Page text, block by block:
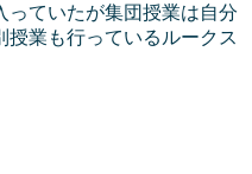
っていたが集団授業は自分
授業も行っているルークス